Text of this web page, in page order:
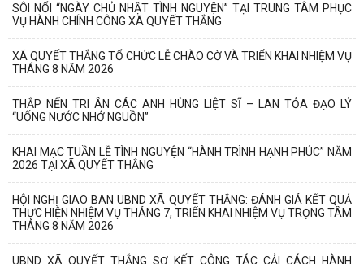
SÔI NỔI “NGÀY CHỦ NHẬT TÌNH NGUYỆN” TẠI TRUNG TÂM PHỤC
VỤ HÀNH CHÍNH CÔNG XÃ QUYẾT THẮNG
XÃ QUYẾT THẮNG TỔ CHỨC LỄ CHÀO CỜ VÀ TRIỂN KHAI NHIỆM VỤ
THÁNG 8 NĂM 2026
THẮP NẾN TRI ÂN CÁC ANH HÙNG LIỆT SĨ – LAN TỎA ĐẠO LÝ
“UỐNG NƯỚC NHỚ NGUỒN”
KHAI MẠC TUẦN LỄ TÌNH NGUYỆN “HÀNH TRÌNH HẠNH PHÚC” NĂM
2026 TẠI XÃ QUYẾT THẮNG
HỘI NGHỊ GIAO BAN UBND XÃ QUYẾT THẮNG: ĐÁNH GIÁ KẾT QUẢ
THỰC HIỆN NHIỆM VỤ THÁNG 7, TRIỂN KHAI NHIỆM VỤ TRỌNG TÂM
THÁNG 8 NĂM 2026
UBND XÃ QUYẾT THẮNG SƠ KẾT CÔNG TÁC CẢI CÁCH HÀNH